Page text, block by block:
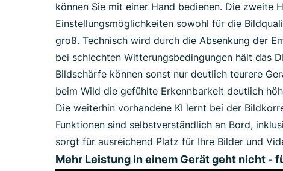
können Sie mit einer Hand bedienen. Die zweite
Einstellungsmöglichkeiten sowohl für die
groß. Technisch wird durch die Absenkung der
bei schlechten Witterungsbedingungen hält das
Bildschärfe können sonst nur deutlich teurere
beim Wild die gefühlte Erkennbarkeit deutlich
Die weiterhin vorhandene KI lernt bei der
Funktionen sind selbstverständlich an Bord,
sorgt für ausreichend Platz für Ihre Bilder und
Mehr Leistung in einem Gerät geht nicht -